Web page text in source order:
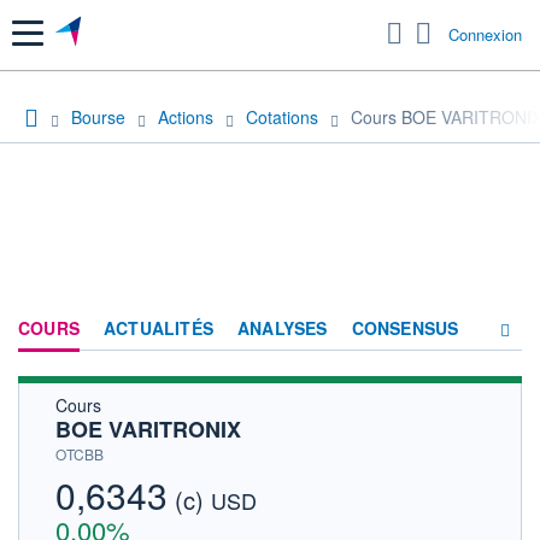
Menu Connexion
Bourse Actions Cotations Cours BOE
COURS ACTUALITÉS ANALYSES CONSENSUS
Cours
BOE VARITRONIX
OTCBB
0,6343 (c) USD
0,00%